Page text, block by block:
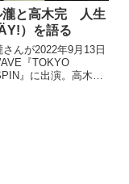
瀧と高木完 人生
）を語る
さんが2022年9月13日
『TOKYO
』に出演。高木完